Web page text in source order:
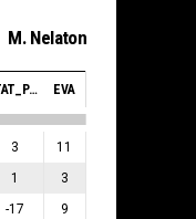
M. Nelaton
STAT_PERSONMATCH_BASKETBALL_SPLUSMINUSPOINTS_ABBREV EVA
3 11
1 3
-17 9